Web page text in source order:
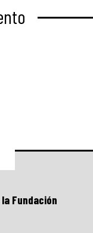
Fundación